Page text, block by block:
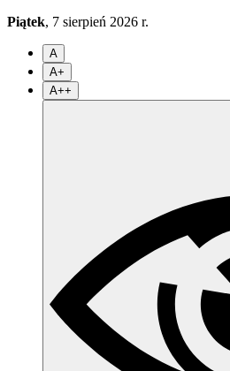
Piątek, 7 sierpień 2026 r.
A
A+
A++